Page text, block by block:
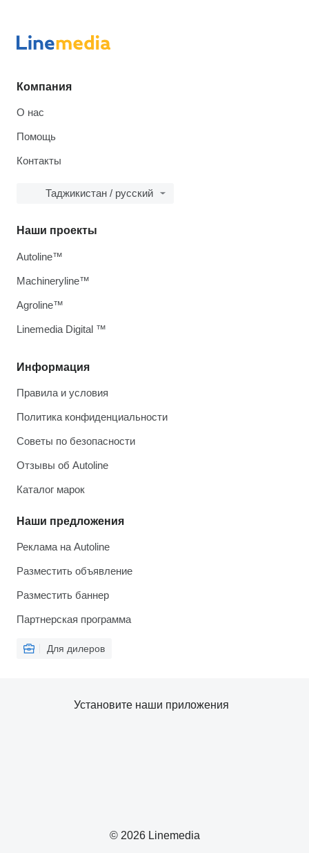
Компания
О нас
Помощь
Контакты
Таджикистан / русский
Информация
Правила и условия
Политика конфиденциальности
Советы по безопасности
Отзывы об Autoline
Каталог марок
Наши предложения
Реклама на Autoline
Разместить объявление
Разместить баннер
Партнерская программа
Для дилеров
Наши проекты
Autoline™
Machineryline™
Agroline™
Linemedia Digital ™
© 2026 Linemedia
Установите наши приложения